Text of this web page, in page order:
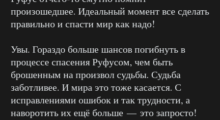
произошедшее. Идеальный момент все сделать
правильно и спасти мир как надо!
Увы. Гораздо больше шансов погибнуть в
процессе спасения Руфусом, чем быть
брошенным на произвол судьбы. Судьба
заботливее. И мира это тоже касается. С
исправлениями ошибок и так трудности, а
наворотить их ещё больше — это запросто!